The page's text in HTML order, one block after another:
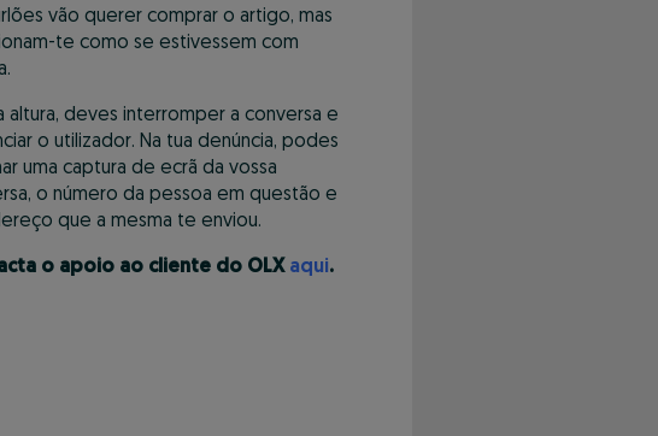
vão querer comprar o artigo, mas
te como se estivessem com
altura, deves interromper a conversa e
o utilizador. Na tua denúncia, podes
uma captura de ecrã da vossa
o número da pessoa em questão e
que a mesma te enviou.
o apoio ao cliente do OLXaqui.